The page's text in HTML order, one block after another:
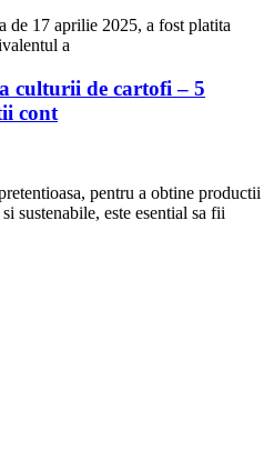
de 17 aprilie 2025, a fost platita
a
culturii de cartofi – 5
cont
pentru a obtine productii
sustenabile, este esential sa fii